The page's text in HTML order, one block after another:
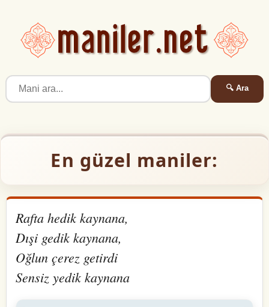
🔍 Ara
En güzel maniler:
Rafta hedik kaynana,
Dışi gedik kaynana,
Oğlun çerez getirdi
Sensiz yedik kaynana